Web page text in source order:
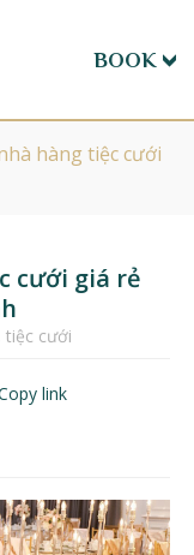
BOOK
hàng tiệc cưới
cưới giá rẻ
tiệc cưới
link